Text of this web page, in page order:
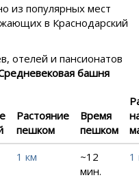
из популярных мест
в Краснодарский
отелей и пансионатов
башня
Растояние
пешком
Время
пешком
1 км
~12
мин.
1